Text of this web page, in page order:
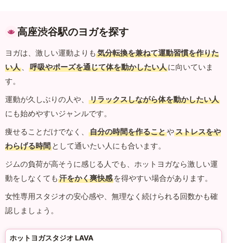
高座渋谷駅のヨガを探す
ヨガは、激しい運動よりも 気分転換を兼ねて運動習慣を作りた
い人 、 呼吸やポーズを通じて体を動かしたい人に向いていま
す。
運動が久しぶりの人や、
リラックスしながら体を動かしたい人
にも始めやすいジャンルです。
痩せることだけでなく、
自分の時間を作ることやストレスをや
わらげる時間 として通いたい人にも合います。
ジムの負荷が高そうに感じる人でも、ホットヨガなら激しい運
動をしなくても 汗をかく爽快感 を得やすい場合があります。
女性専用スタジオの安心感や、無理なく続けられる回数かも確
認しましょう。
ホットヨガスタジオ LAVA